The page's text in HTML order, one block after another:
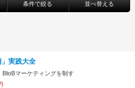
条件で絞る 並べ替える
」実践大全
BtoBマーケティングを制す